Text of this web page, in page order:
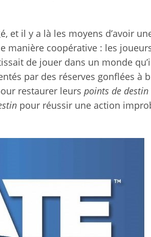
et il y a là les moyens d’avoir
manière coopérative : les
de jouer dans un monde
par des réserves gonflées à
restaurer leurs points de destin
pour réussir une action